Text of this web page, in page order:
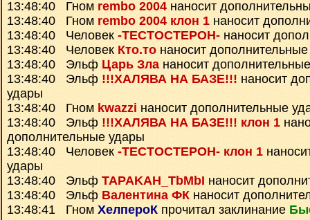
13:48:40 Гном rembo 2004 наносит
13:48:40 Гном rembo 2004 клон 1 наносит
13:48:40 Человек -ТЕСТОСТЕРОН- наносит
13:48:40 Человек Кто.то наносит
13:48:40 Эльф Царь Злананосит
13:48:40 Эльф !!!ХАЛЯВА НА БАЗЕ!!! наносит
удары
13:48:40 Гном kwazzi наносит дополнительные
13:48:40 Эльф !!!ХАЛЯВА НА БАЗЕ!!! клон 1
дополнительные удары
13:48:40 Человек -ТЕСТОСТЕРОН- клон 1
удары
13:48:40 Эльф TAPAKAH_TbMbI наносит
13:48:40 Эльф Валентина ФК наносит
13:48:41 Гном ХелпероК прочитал заклинание